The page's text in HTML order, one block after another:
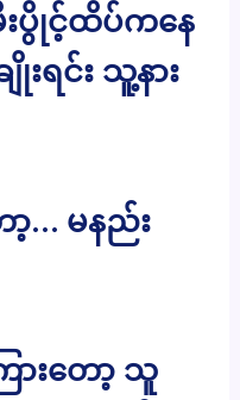
ပွိုင့်ထိပ်ကနေ
င်း သူ့နား
ာ့… မနည်း
ားတော့ သူ